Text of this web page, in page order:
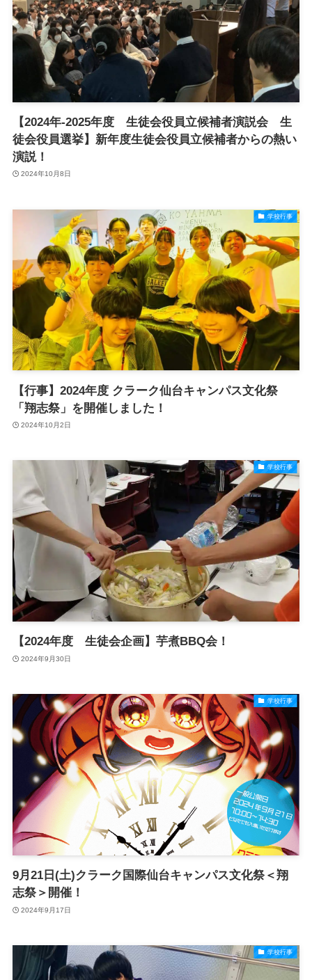
【2024年-2025年度 生徒会役員立候補者演説会 生
徒会役員選挙】新年度生徒会役員立候補者からの熱い
演説！
2024年10月8日
学校行事
【行事】2024年度 クラーク仙台キャンパス文化祭
「翔志祭」を開催しました！
2024年10月2日
学校行事
【2024年度 生徒会企画】芋煮BBQ会！
2024年9月30日
学校行事
9月21日(土)クラーク国際仙台キャンパス文化祭＜翔
志祭＞開催！
2024年9月17日
学校行事